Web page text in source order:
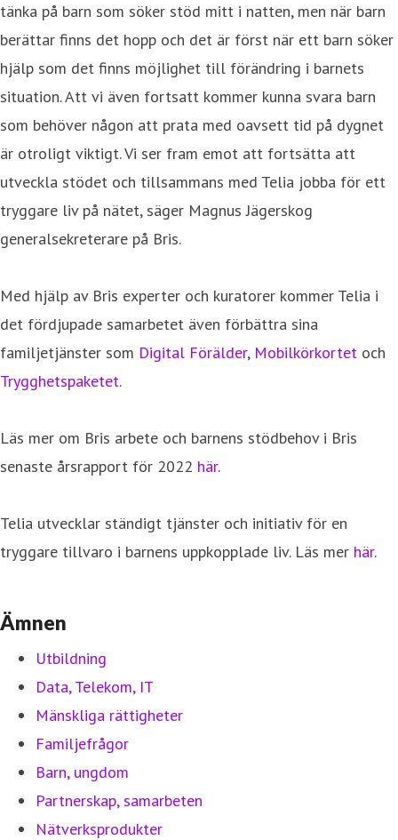
tänka på barn som söker stöd mitt i natten, men när barn
berättar finns det hopp och det är först när ett barn söker
hjälp som det finns möjlighet till förändring i barnets
situation. Att vi även fortsatt kommer kunna svara barn
som behöver någon att prata med oavsett tid på dygnet
är otroligt viktigt. Vi ser fram emot att fortsätta att
utveckla stödet och tillsammans med Telia jobba för ett
tryggare liv på nätet, säger Magnus Jägerskog
generalsekreterare på Bris.
Med hjälp av Bris experter och kuratorer kommer Telia i
det fördjupade samarbetet även förbättra sina
familjetjänster som Digital Förälder, Mobilkörkortet och
Trygghetspaketet.
Läs mer om Bris arbete och barnens stödbehov i Bris
senaste årsrapport för 2022 här.
Telia utvecklar ständigt tjänster och initiativ för en
tryggare tillvaro i barnens uppkopplade liv. Läs mer här.
Ämnen
Utbildning
Data, Telekom, IT
Mänskliga rättigheter
Familjefrågor
Barn, ungdom
Partnerskap, samarbeten
Nätverksprodukter